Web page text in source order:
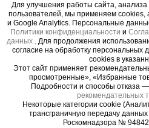
Важные
Сталь повышенной
Эффективность
Легкий монтаж / демонтаж
Для улучшения работы сайта,
пользователей, мы применяем cookies,
и Google Analytics. Персональные
Политики конфиденциальности и
данных . Для продолжения
согласие на обработку персональных
cookies в
Этот сайт применяет
просмотренные», «Избранные
Подробности и способы отказа
рекомендательных
Некоторые категории cookie
трансграничную передачу
Роскомнадзора №